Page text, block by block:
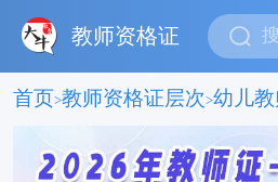
教师资格证
首页>教师资格证层次>幼儿